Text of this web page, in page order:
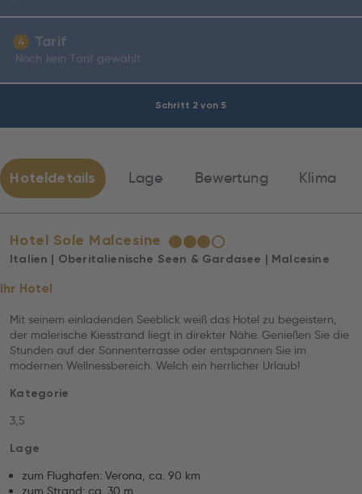
Schritt 2 von 5
4 Tarif
Noch kein Tarif gewählt
Hoteldetails Lage Bewertung Klima
Hotel Sole Malcesine ★★★☆
Italien | Oberitalienische Seen & Gardasee | Malcesine
Ihr Hotel
Mit seinem einladenden Seeblick weiß das Hotel zu begeistern,
der malerische Kiesstrand liegt in direkter Nähe. Genießen Sie die
Stunden auf der Sonnenterrasse oder entspannen Sie im
modernen Wellnessbereich. Welch ein herrlicher Urlaub!
Kategorie
3,5
Lage
zum Flughafen: Verona, ca. 90 km
zum Strand: ca. 30 m